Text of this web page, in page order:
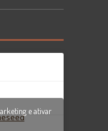
e ativar